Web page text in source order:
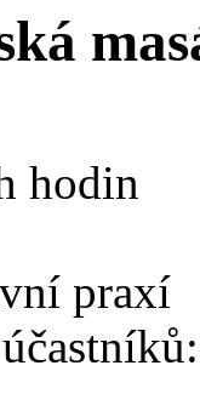
hodin
praxí